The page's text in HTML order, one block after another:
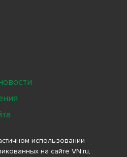
использовании
на сайте VN.ru,